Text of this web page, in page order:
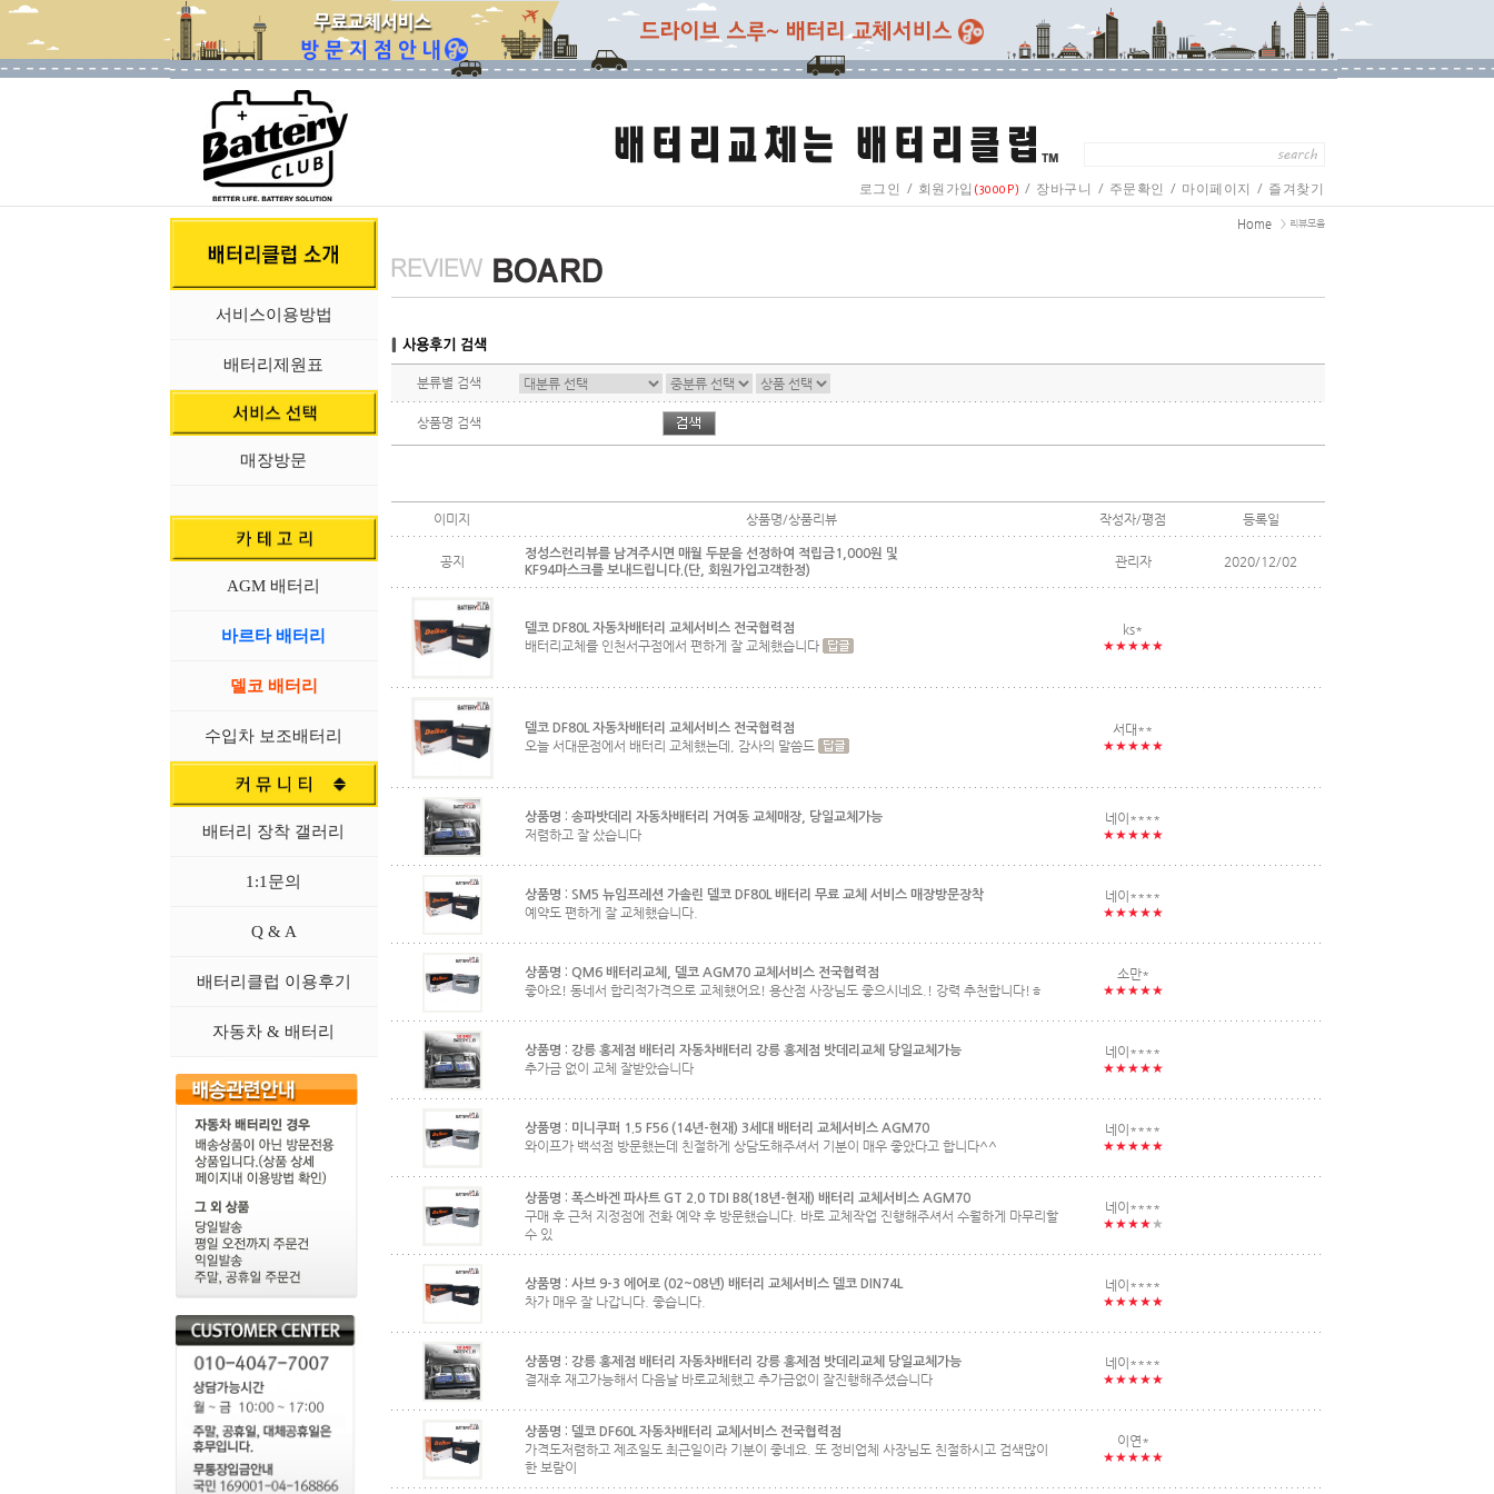
로그인 / 회원가입 (3000P) / 장바구니 / 주문확인 / 마이페이지 / 즐겨찾기
서비스이용방법
배터리제원표
매장방문
AGM 배터리
바르타 배터리
델코 배터리
수입차 보조배터리
배터리 장착 갤러리
1:1문의
Q & A
배터리클럽 이용후기
자동차 & 배터리
Home > 리뷰모음
분류별 검색
상품명 검색
이미지 상품명/상품리뷰 작성자/평점 등록일
공지
정성스런리뷰를 남겨주시면 매월 두분을 선정하여 적립금1,000원 및
KF94마스크를 보내드립니다.(단, 회원가입고객한정)
관리자 2020/12/02
델코 DF80L 자동차배터리 교체서비스 전국협력점
배터리교체를 인천서구점에서 편하게 잘 교체했습니다
ks*
★★★★★
델코 DF80L 자동차배터리 교체서비스 전국협력점
오늘 서대문점에서 배터리 교체했는데, 감사의 말씀드
서대**
★★★★★
상품명 : 송파밧데리 자동차배터리 거여동 교체매장, 당일교체가능
저렴하고 잘 샀습니다
네이****
★★★★★
상품명 : SM5 뉴임프레션 가솔린 델코 DF80L 배터리 무료 교체 서비스 매장방문장착
예약도 편하게 잘 교체했습니다.
네이****
★★★★★
상품명 : QM6 배터리교체, 델코 AGM70 교체서비스 전국협력점
좋아요! 동네서 합리적가격으로 교체했어요! 용산점 사장님도 좋으시네요.! 강력 추천합니다!ㅎ
소만*
★★★★★
상품명 : 강릉 홍제점 배터리 자동차배터리 강릉 홍제점 밧데리교체 당일교체가능
추가금 없이 교체 잘받았습니다
네이****
★★★★★
상품명 : 미니쿠퍼 1.5 F56 (14년-현재) 3세대 배터리 교체서비스 AGM70
와이프가 백석점 방문했는데 친절하게 상담도해주셔서 기분이 매우 좋았다고 합니다^^
네이****
★★★★★
상품명 : 폭스바겐 파사트 GT 2.0 TDI B8(18년-현재) 배터리 교체서비스 AGM70
구매 후 근처 지정점에 전화 예약 후 방문했습니다. 바로 교체작업 진행해주셔서 수월하게 마무리할
수 있
네이****
★★★★★
상품명 : 사브 9-3 에어로 (02~08년) 배터리 교체서비스 델코 DIN74L
차가 매우 잘 나갑니다. 좋습니다.
네이****
★★★★★
상품명 : 강릉 홍제점 배터리 자동차배터리 강릉 홍제점 밧데리교체 당일교체가능
결재후 재고가능해서 다음날 바로교체했고 추가금없이 잘진행해주셨습니다
네이****
★★★★★
상품명 : 델코 DF60L 자동차배터리 교체서비스 전국협력점
가격도저렴하고 제조일도 최근일이라 기분이 좋네요. 또 정비업체 사장님도 친절하시고 검색많이
한 보람이
이연*
★★★★★